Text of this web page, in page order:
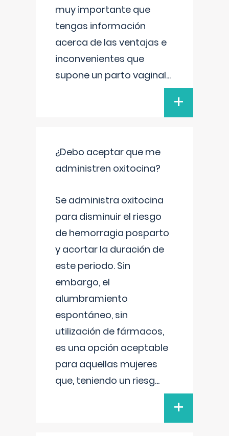
muy importante que
tengas información
acerca de las ventajas e
inconvenientes que
supone un parto vaginal...
+
¿Debo aceptar que me
administren oxitocina?
Se administra oxitocina
para disminuir el riesgo
de hemorragia posparto
y acortar la duración de
este periodo. Sin
embargo, el
alumbramiento
espontáneo, sin
utilización de fármacos,
es una opción aceptable
para aquellas mujeres
que, teniendo un riesg...
+